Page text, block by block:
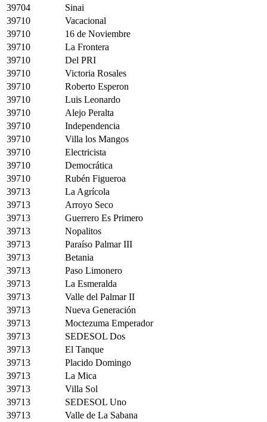
39704
Sinai
39710
Vacacional
39710
16 de Noviembre
39710
La Frontera
39710
Del PRI
39710
Victoria Rosales
39710
Roberto Esperon
39710
Luis Leonardo
39710
Alejo Peralta
39710
Independencia
39710
Villa los Mangos
39710
Electricista
39710
Democrática
39710
Rubén Figueroa
39713
La Agrícola
39713
Arroyo Seco
39713
Guerrero Es Primero
39713
Nopalitos
39713
Paraíso Palmar III
39713
Betania
39713
Paso Limonero
39713
La Esmeralda
39713
Valle del Palmar II
39713
Nueva Generación
39713
Moctezuma Emperador
39713
SEDESOL Dos
39713
El Tanque
39713
Placido Domingo
39713
La Mica
39713
Villa Sol
39713
SEDESOL Uno
39713
Valle de La Sabana